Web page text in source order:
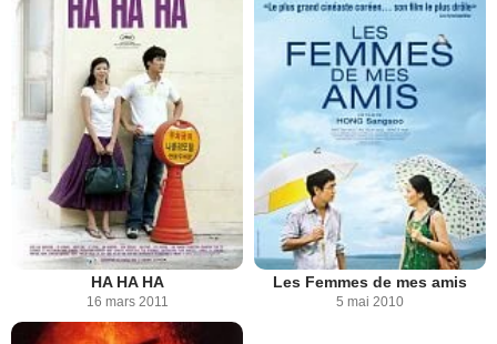
HA HA HA
16 mars 2011
Les Femmes de mes amis
5 mai 2010